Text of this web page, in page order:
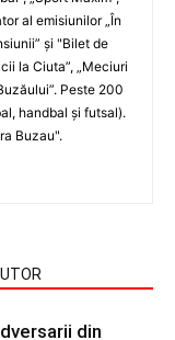
al emisiunilor „În
şi "Bilet de
la Ciuta”, „Meciuri
Peste 200
handbal şi futsal).
Buzau".
din